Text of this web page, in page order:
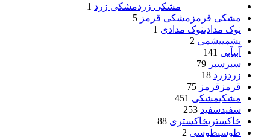
مشکی زردمشکی زرد 1
مشکی قرمز مشکی قرمز 5
نوک مدادینوک مدادی 1
یشمییشمی 2
آبیآبی 141
سبز سبز 79
زردزرد 18
قرمز قرمز 75
مشکیمشکی 451
سفیدسفید 253
خاکستریخاکستری 88
طوسیطوسی 2